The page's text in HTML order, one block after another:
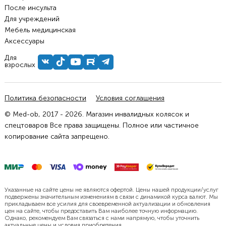
После инсульта
Для учреждений
Мебель медицинская
Аксессуары
Для
взрослых
Политика безопасности
Условия соглашения
© Med-ob, 2017 - 2026. Магазин инвалидных колясок и
спецтоваров Все права защищены. Полное или частичное
копирование сайта запрещено.
Указанные на сайте цены не являются офертой. Цены нашей продукции/услуг
подвержены значительным изменениям в связи с динамикой курса валют. Мы
прикладываем все усилия для своевременной актуализации и обновления
цен на сайте, чтобы предоставить Вам наиболее точную информацию.
Однако, рекомендуем Вам связаться с нами напрямую, чтобы уточнить